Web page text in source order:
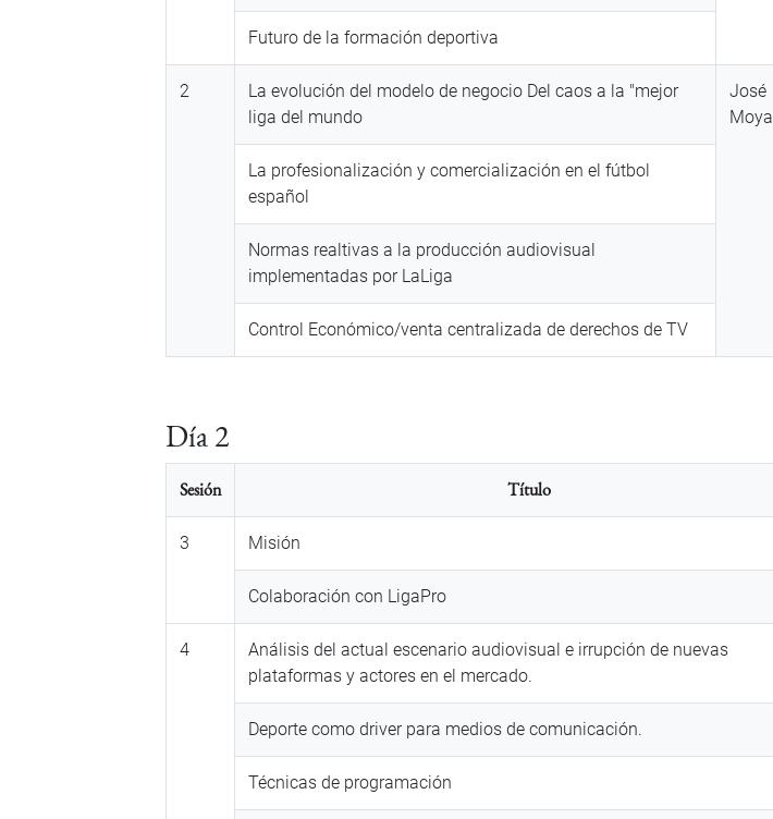
Futuro de la formación deportiva
2
La evolución del modelo de negocio Del caos a la "mejor
liga del mundo
José
Moya
La profesionalización y comercialización en el fútbol
español
Normas realtivas a la producción audiovisual
implementadas por LaLiga
Control Económico/venta centralizada de derechos de TV
Día 2
Sesión Título
3 Misión
Colaboración con LigaPro
4
Análisis del actual escenario audiovisual e irrupción de nuevas
plataformas y actores en el mercado.
Deporte como driver para medios de comunicación.
Técnicas de programación